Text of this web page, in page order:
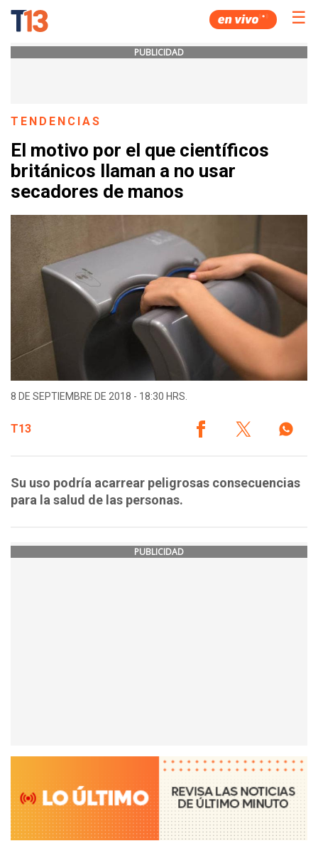
☰
PUBLICIDAD
TENDENCIAS
El motivo por el que científicos
británicos llaman a no usar
secadores de manos
8 DE SEPTIEMBRE DE 2018 - 18:30 HRS.
T13
Su uso podría acarrear peligrosas consecuencias
para la salud de las personas.
PUBLICIDAD